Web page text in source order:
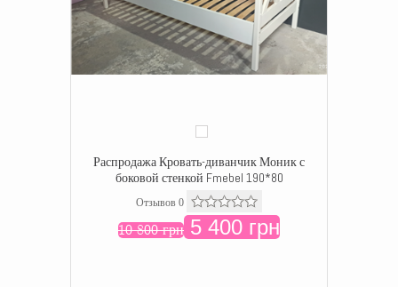
Распродажа Кровать-диванчик Моник с
боковой стенкой Fmebel 190*80
Отзывов 0
10 800 грн 5 400 грн